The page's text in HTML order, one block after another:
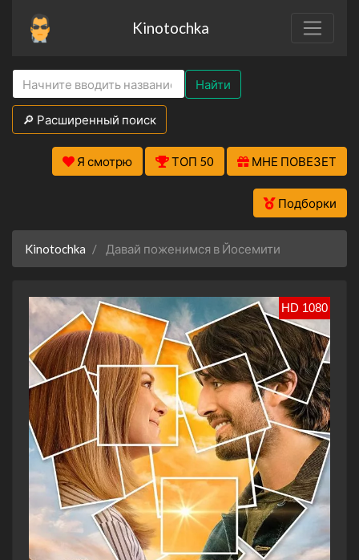
Kinotochka
Найти
🔎 Расширенный поиск
Я смотрю ТОП 50 МНЕ ПОВЕЗЕТ
Подборки
Kinotochka Давай поженимся в Йосемити
HD 1080